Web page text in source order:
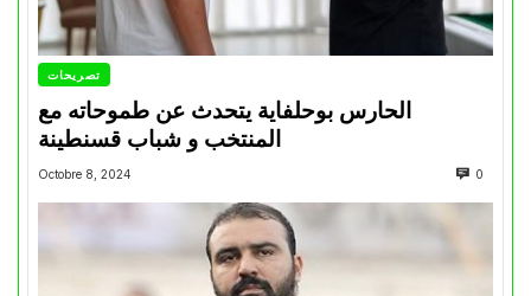
تصريحات
الحارس بوحلفاية يتحدث عن طموحاته مع
المنتخب و شباب قسنطينة
Octobre 8, 2024 0